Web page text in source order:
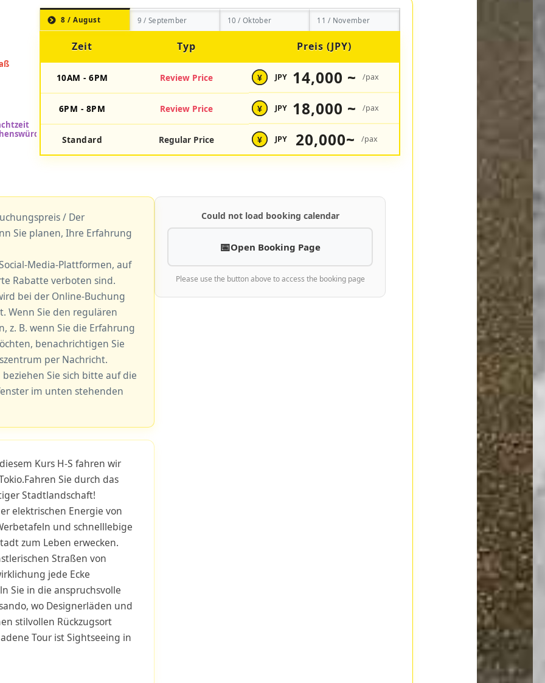
8 / August 9 / September 10 / Oktober 11 / November
Zeit Typ Preis (JPY)
10AM - 6PM Review Price ¥ JPY 14,000 ~ /pax
6PM - 8PM Review Price ¥ JPY 18,000 ~ /pax
Standard Regular Price ¥ JPY 20,000~ /pax
/ Der
Sie planen, Ihre Erfahrung
Media-Plattformen, auf
Rabatte verboten sind.
bei der Online-Buchung
Wenn Sie den regulären
z. B. wenn Sie die Erfahrung
benachrichtigen Sie
per Nachricht.
Sie sich bitte auf die
im unten stehenden
Kurs H-S fahren wir
Sie durch das
Stadtlandschaft!
elektrischen Energie von
und schnelllebige
zum Leben erwecken.
Straßen von
jede Ecke
Sie in die anspruchsvolle
wo Designerläden und
stilvollen Rückzugsort
Tour ist Sightseeing in
Could not load booking calendar
Open Booking Page
Please use the button above to access the booking page